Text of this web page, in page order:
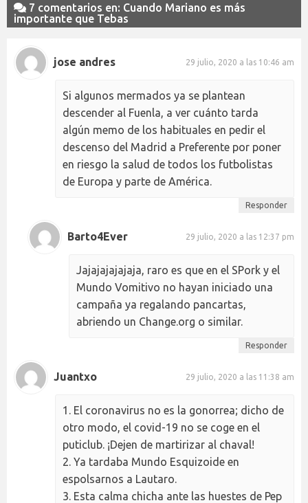
7 comentarios en: Cuando Mariano es más
importante que Tebas
jose andres 29 julio, 2020 a las 10:46 am
Si algunos mermados ya se plantean
descender al Fuenla, a ver cuánto tarda
algún memo de los habituales en pedir el
descenso del Madrid a Preferente por poner
en riesgo la salud de todos los futbolistas
de Europa y parte de América.
Responder
Barto4Ever 29 julio, 2020 a las 12:37 pm
Jajajajajajaja, raro es que en el SPork y el
Mundo Vomitivo no hayan iniciado una
campaña ya regalando pancartas,
abriendo un Change.org o similar.
Responder
Juantxo 29 julio, 2020 a las 11:38 am
1. El coronavirus no es la gonorrea; dicho de
otro modo, el covid-19 no se coge en el
puticlub. ¡Dejen de martirizar al chaval!
2. Ya tardaba Mundo Esquizoide en
espolsarnos a Lautaro.
3. Esta calma chicha ante las huestes de Pep